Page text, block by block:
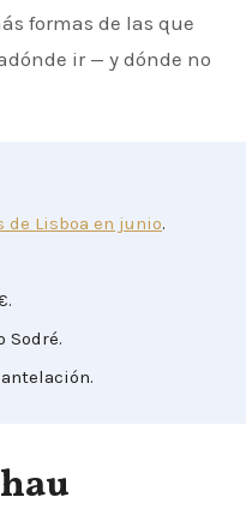
formas de las que
ir — y dónde no
de Lisboa en junio.
Sodré.